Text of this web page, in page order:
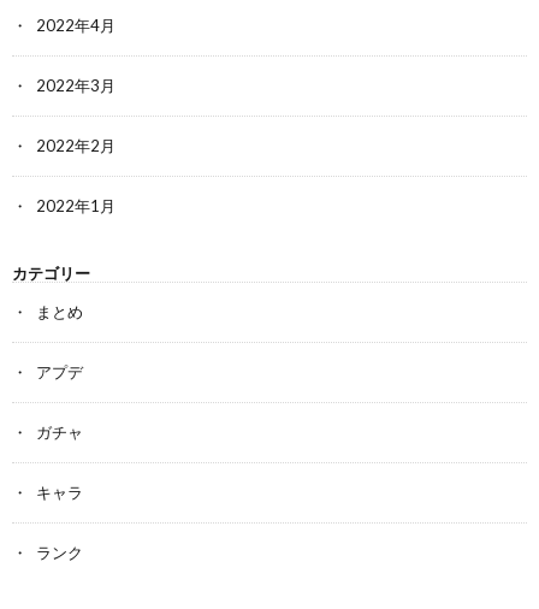
2022年4月
2022年3月
2022年2月
2022年1月
カテゴリー
まとめ
アプデ
ガチャ
キャラ
ランク